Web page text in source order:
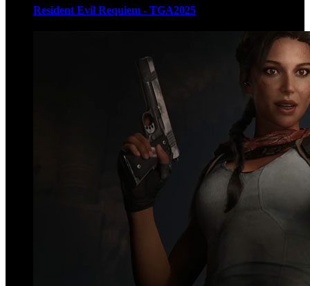
Resident Evil Requiem - TGA2025